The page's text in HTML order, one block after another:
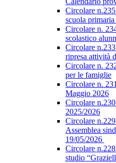
Circolare
scuola
Circolare n.
scolastico
Circolare
ripresa attività
Circolare n.
per le famiglie
Circolare n.
Maggio 2026
Circolare
2025/2026
Circolare
Assemblea
19/05/2026
Circolare
studio